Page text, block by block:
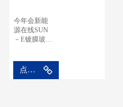
今年会新能
源在线SUN
－E镀膜玻璃
制低辐射镀
点击进入